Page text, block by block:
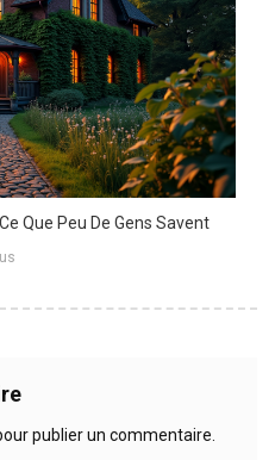
Que Peu De Gens Savent
publier un commentaire.